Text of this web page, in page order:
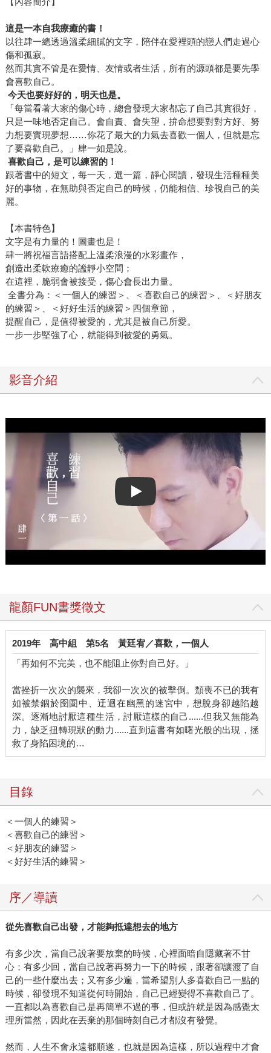
阻止你對自己好，因為你是你的」。 ＊文中肆一照片，由三
采文化提供。
這是一本自我療癒的書！
以往肆一總透過溫柔細膩的文字，陪伴在愛裡頭的戀人們走過心
傷和孤寂。
然而其實不管是在愛情、友情或者生活，所有的源頭都是要先學
會喜歡自己。
今天也要好好的，明天也是。
「每當看著大家的傷心時，總會發現大家都忘了自己其實很好，
只是一味地否定自己。會自責、會失望，拚命想要對對方好、努
力想要實現夢想……你花了最大的力氣去喜歡一個人，但就是忘
了要喜歡自己。」肆一如是說。
喜歡自己，是可以練習的！
跟著書中的短文，每一天，選一篇，靜心閱讀，發現生活種種美
好的事物，在無助與否定自己的時候，仍能相信、珍視自己的美
麗。
【本書特色】
文字是有力量的！圖畫也是！
肆一將祝福言語搭配上溫柔浪漫的水彩畫作，
創造出柔軟療癒的謐靜小空間；
在這裡，脆弱會被接受，傷心會長出力量。
全書分為：＜一個人的練習＞、＜喜歡自己的練習＞、＜好朋友
的練習＞、＜好好生活的練習＞四個章節，
提醒自己，是值得被愛的，尤其是被自己所愛。
一步一步堅強了心，就能得到被愛的勇氣。
影音介紹
Play video
龍顏FUN書獎徵文
2019年 高中組 第5名 黃廷宥／喜歡，一個人
「再如何不完美，也不能阻止你對自己好。」
當挫折一次次的襲來，我卻一次次的被擊倒。頹喪不已的我有
如被禁錮於囹圄中、迂迴在幽黑的迷宮中，想脫身卻越陷越
深。逐漸地討厭這種生活，討厭這樣的自己......但我又無能為
力，缺乏扭轉現狀的動力......直到這書有如曙光般的出現，拯
救了身陷困境的…
目錄
＜一個人的練習＞
＜喜歡自己的練習＞
＜好朋友的練習＞
＜好好生活的練習＞
序／導讀
從先喜歡自己出發，才能夠抵達想去的地方
有多少次，當自己說著要放棄的時候，心裡面暗自隱藏著不甘
心；有多少回，當自己說著再努力一下的時候，跟著卻讓渡了自
己的一些什麼出去；又有多少遍，當希望別人多喜歡自己一點的
時候，卻發現不知道從何時開始，自己已經變得不喜歡自己了。
一直都以為喜歡自己是再簡單不過的事，但或許就是因為感覺太
理所當然，因此在丟棄的那個時刻自己才都沒有發覺。
然而，人生不會永遠都順遂，也就是因為這樣，所以過程中才會